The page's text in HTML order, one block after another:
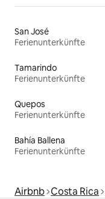
San José
Ferienunterkünfte
Tamarindo
Ferienunterkünfte
Quepos
Ferienunterkünfte
Bahía Ballena
Ferienunterkünfte
Airbnb Costa Rica